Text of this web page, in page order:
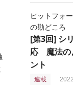
ピットフォ
の勘どころ
[第3回] シ
応 魔法の
ント
連載